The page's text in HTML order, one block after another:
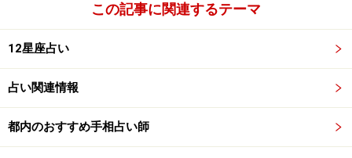
5位：おとめ座（8月23日～9月22日生ま
れ）
この記事に関連するテーマ
12星座占い
占い関連情報
都内のおすすめ手相占い師